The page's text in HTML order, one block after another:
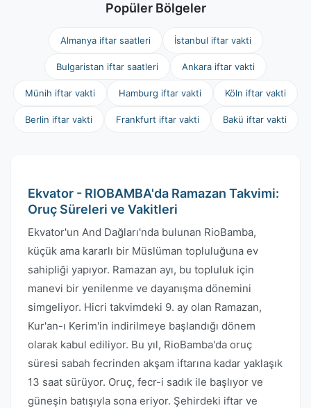
Popüler Bölgeler
Almanya iftar saatleri İstanbul iftar vakti
Bulgaristan iftar saatleri Ankara iftar vakti
Münih iftar vakti Hamburg iftar vakti Köln iftar vakti
Berlin iftar vakti Frankfurt iftar vakti Bakü iftar vakti
Ekvator - RIOBAMBA'da Ramazan Takvimi:
Oruç Süreleri ve Vakitleri
Ekvator'un And Dağları'nda bulunan RioBamba,
küçük ama kararlı bir Müslüman topluluğuna ev
sahipliği yapıyor. Ramazan ayı, bu topluluk için
manevi bir yenilenme ve dayanışma dönemini
simgeliyor. Hicri takvimdeki 9. ay olan Ramazan,
Kur'an-ı Kerim'in indirilmeye başlandığı dönem
olarak kabul ediliyor. Bu yıl, RioBamba'da oruç
süresi sabah fecrinden akşam iftarına kadar yaklaşık
13 saat sürüyor. Oruç, fecr-i sadık ile başlıyor ve
güneşin batışıyla sona eriyor. Şehirdeki iftar ve